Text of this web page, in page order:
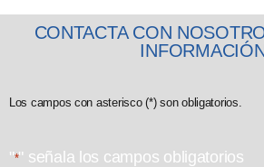
CONTACTA CON
Los campos con asterisco (*) son obligatorios.
"*" señala los campos obligatorios